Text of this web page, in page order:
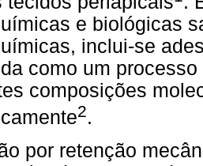
e biológicas
inclui-se
como um
composições
2.
por retenção